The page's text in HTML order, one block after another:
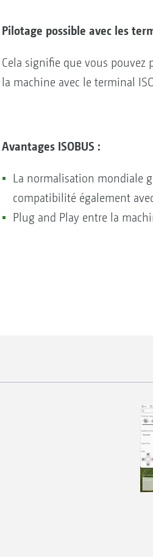
Pilotage possible avec les
Cela signifie que vous
la machine avec le terminal
Avantages ISOBUS :
La normalisation mondiale
compatibilité également
Plug and Play entre la